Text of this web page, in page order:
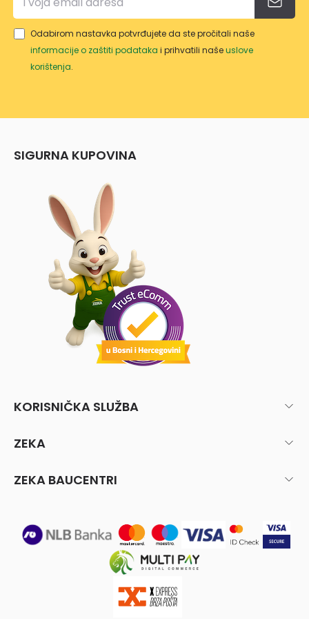
Odabirom nastavka potvrđujete da ste pročitali naše
informacije o zaštiti podataka i prihvatili našeuslove
korištenja.
SIGURNA KUPOVINA
KORISNIČKA SLUŽBA
ZEKA
ZEKA BAUCENTRI